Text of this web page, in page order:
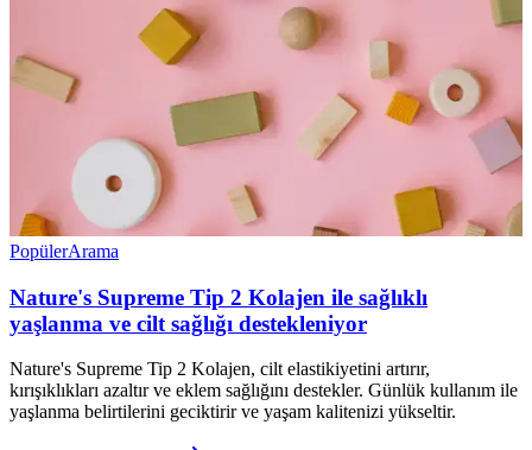
PopülerArama
Nature's Supreme Tip 2 Kolajen ile sağlıklı
yaşlanma ve cilt sağlığı destekleniyor
Nature's Supreme Tip 2 Kolajen, cilt elastikiyetini artırır,
kırışıklıkları azaltır ve eklem sağlığını destekler. Günlük kullanım ile
yaşlanma belirtilerini geciktirir ve yaşam kalitenizi yükseltir.